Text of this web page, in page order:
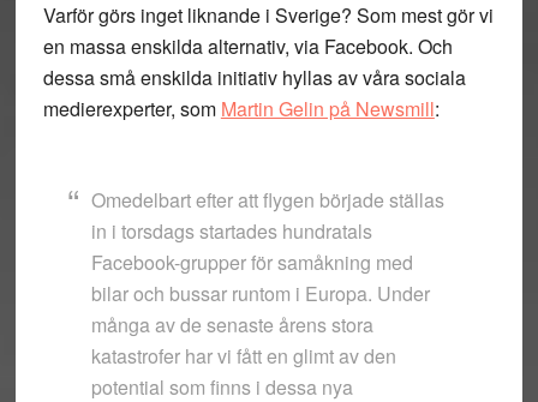
Varför görs inget liknande i Sverige? Som mest gör vi
en massa enskilda alternativ, via Facebook. Och
dessa små enskilda initiativ hyllas av våra sociala
medierexperter, som Martin Gelin på Newsmill:
Omedelbart efter att flygen började ställas
in i torsdags startades hundratals
Facebook-grupper för samåkning med
bilar och bussar runtom i Europa. Under
många av de senaste årens stora
katastrofer har vi fått en glimt av den
potential som finns i dessa nya